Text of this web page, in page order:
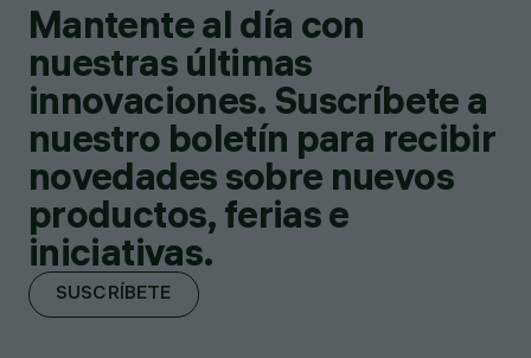
Mantente al día con
nuestras últimas
innovaciones. Suscríbete a
nuestro boletín para recibir
novedades sobre nuevos
productos, ferias e
iniciativas.
SUSCRÍBETE